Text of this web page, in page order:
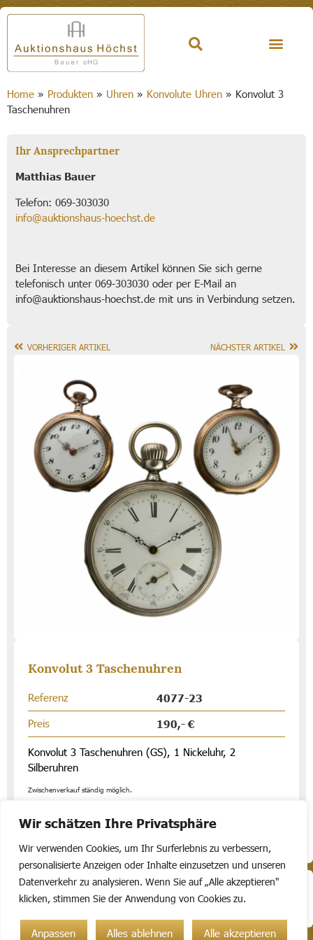
Wir schätzen Ihre Privatsphäre
Wir verwenden Cookies, um Ihr Surferlebnis zu verbessern,
personalisierte Anzeigen oder Inhalte einzusetzen und unseren
Datenverkehr zu analysieren. Wenn Sie auf „Alle akzeptieren"
klicken, stimmen Sie der Anwendung von Cookies zu.
Anpassen Alles ablehnen Alle akzeptieren
Home » Produkten » Uhren » Konvolute Uhren » Konvolut 3
Taschenuhren
Ihr Ansprechpartner
Matthias Bauer
Telefon: 069-303030
info@auktionshaus-hoechst.de
Bei Interesse an diesem Artikel können Sie sich gerne
telefonisch unter 069-303030 oder per E-Mail an
info@auktionshaus-hoechst.de mit uns in Verbindung setzen.
VORHERIGER ARTIKEL NÄCHSTER ARTIKEL
Konvolut 3 Taschenuhren
Referenz 4077-23
Preis 190,- €
Konvolut 3 Taschenuhren (GS), 1 Nickeluhr, 2
Silberuhren
Zwischenverkauf ständig möglich.
© 2010 - 2025 Auktionshaus Höchst Bauer oHG
Impressum